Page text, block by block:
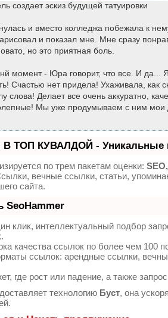
создает эскиз будущей татуировки
и вместо колледжа побежала к
и показал мне. Мне сразу
но это приятная боль.
момент - Юра говорит, что все. И
Счастью нет придела! Ухаживала, как
слова! Делает все очень аккуратно,
Мы уже продумываем с ним мои
ТОП КУВАЛДОЙ - Уникальные
по трем пакетам оценки:
вечные ссылки, статьи,
сайта.
SeoHammer
клик, интеллектуальный подбор
качества ссылок по более чем 100
ссылок: арендные ссылки,
где рост или падение, а также
технологию Буст, она